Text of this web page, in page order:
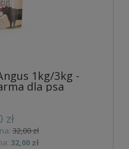
1kg/3kg -
dla psa
zł
32,00 zł
32,00 zł